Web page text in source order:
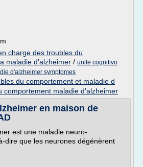
charge des troubles du
maladie d'alzheimer / unite cognitivo
d'alzheimer symptomes
du comportement et maladie d
comportement maladie d'alzheimer
en maison de
est une maladie neuro-
dire que les neurones dégénèrent